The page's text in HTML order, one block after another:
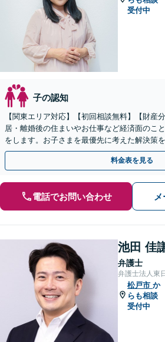
受付中
子の認知
【関東エリア対応】【初回相談無料】【財産
居・離婚後の住まいやお仕事など経済面のこ
をします。お子さまを最優先に考えた解決策
悩む方を徹底サポート」【完全個室】【休日
料金表を見る
電話でお問い合わせ
池田 佳
弁護士
弁護士法人東
松戸市 か
らも相談
受付中